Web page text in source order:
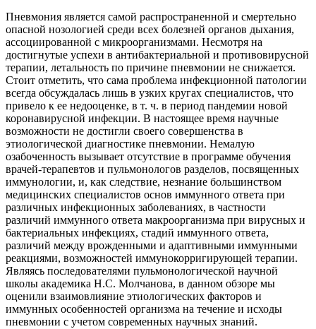
Пневмония является самой распространенной и смертельно
опасной нозологией среди всех болезней органов дыхания,
ассоциированной с микроорганизмами. Несмотря на
достигнутые успехи в антибактериальной и противовирусной
терапии, летальность по причине пневмонии не снижается.
Стоит отметить, что сама проблема инфекционной патологии
всегда обсуждалась лишь в узких кругах специалистов, что
привело к ее недооценке, в т. ч. в период пандемии новой
коронавирусной инфекции. В настоящее время научные
возможности не достигли своего совершенства в
этиологической диагностике пневмонии. Немалую
озабоченность вызывает отсутствие в программе обучения
врачей-терапевтов и пульмонологов разделов, посвященных
иммунологии, и, как следствие, незнание большинством
медицинских специалистов основ иммунного ответа при
различных инфекционных заболеваниях, в частности
различий иммунного ответа макроорганизма при вирусных и
бактериальных инфекциях, стадий иммунного ответа,
различий между врожденными и адаптивными иммунными
реакциями, возможностей иммунокорригирующей терапии.
Являясь последователями пульмонологической научной
школы академика Н.С. Молчанова, в данном обзоре мы
оценили взаимовлияние этиологических факторов и
иммунных особенностей организма на течение и исходы
пневмонии с учетом современных научных знаний.